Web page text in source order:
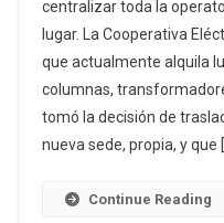
De
De
La
Riestra
centralizar toda la
lugar. La Cooperativa
que actualmente alquila
columnas,
tomó la decisión de
nueva sede, propia, y que
Continue Reading